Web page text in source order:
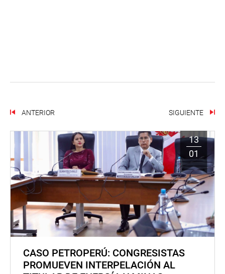
ANTERIOR SIGUIENTE
13
01
CASO PETROPERÚ: CONGRESISTAS
PROMUEVEN INTERPELACIÓN AL